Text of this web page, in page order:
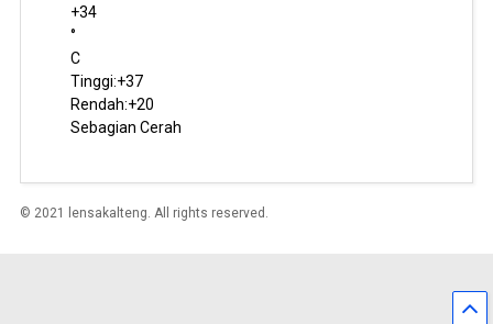
+34
°
C
Tinggi:+37
Rendah:+20
Sebagian Cerah
© 2021 lensakalteng. All rights reserved.